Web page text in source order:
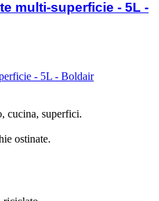
multi-superficie - 5L -
- 5L - Boldair
cucina, superfici.
ostinate.